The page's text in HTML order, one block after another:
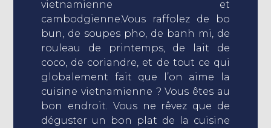
vietnamienne et
cambodgienne.Vous raffolez de bo
bun, de soupes pho, de banh mi, de
rouleau de printemps, de lait de
coco, de coriandre, et de tout ce qui
globalement fait que l’on aime la
cuisine vietnamienne ? Vous êtes au
bon endroit. Vous ne rêvez que de
déguster un bon plat de la cuisine